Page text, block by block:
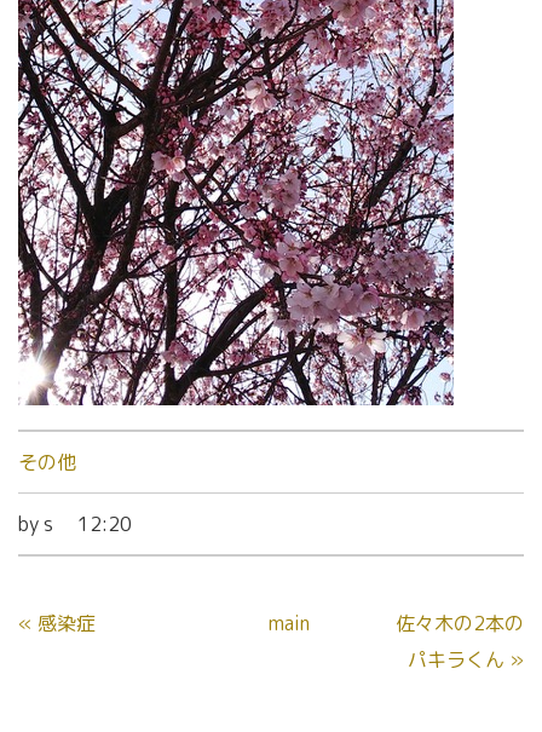
その他
bys 12:20
« 感染症 main
佐々木の2本の
パキラくん »